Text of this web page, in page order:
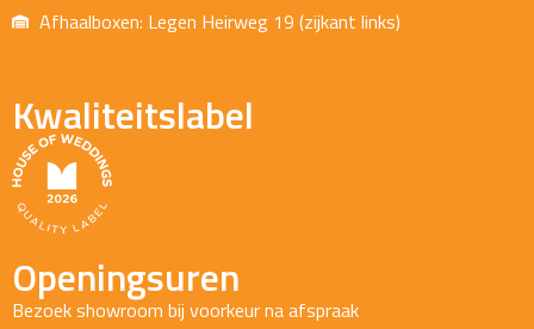
Afhaalboxen: Legen Heirweg 19 (zijkant links)
Kwaliteitslabel
Openingsuren
Bezoek showroom bij voorkeur na afspraak